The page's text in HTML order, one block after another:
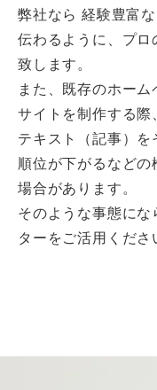
弊社なら 経験豊富
伝わるように、プ
致します。
また、既存のホー
サイトを制作する際、
テキスト（記事）
順位が下がるなど
場合があります。
そのような事態に
ターをご活用くださ